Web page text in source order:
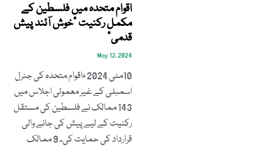
اقوام متحدہ میں فلسطین کے
مکمل رکنیت ”خوش آئند پیش
قدمی“
May 12, 2024
10مئی 2024ءاقوام متحدہ کی جنرل
اسمبلی کے غیر معمولی اجلاس میں
143 ممالک نے فلسطین کی مستقل
رکنیت کے لیے پیش کی جانے والی
قرارداد کی حمایت کی۔ 9 ممالک